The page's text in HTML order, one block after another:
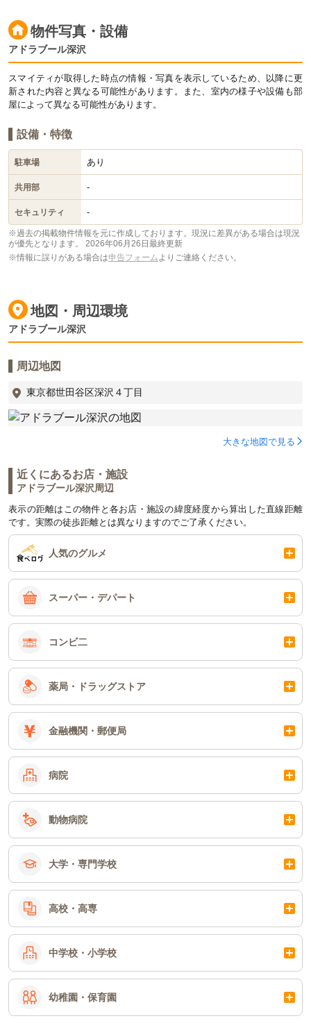
物件写真・設備
アドラブール深沢
スマイティが取得した時点の情報・写真を表示しているため、以降に更
新された内容と異なる可能性があります。また、室内の様子や設備も部
屋によって異なる可能性があります。
設備・特徴
駐車場 あり
共用部 -
セキュリティ -
※過去の掲載物件情報を元に作成しております。現況に差異がある場合は現況
が優先となります。 2026年06月26日最終更新
※情報に誤りがある場合は申告フォームよりご連絡ください。
地図・周辺環境
アドラブール深沢
周辺地図
東京都世田谷区深沢４丁目
大きな地図で見る
近くにあるお店・施設
アドラブール深沢周辺
表示の距離はこの物件と各お店・施設の緯度経度から算出した直線距離
です。実際の徒歩距離とは異なりますのでご了承ください。
人気のグルメ
スーパー・デパート
コンビ二
薬局・ドラッグストア
金融機関・郵便局
病院
動物病院
大学・専門学校
高校・高専
中学校・小学校
幼稚園・保育園